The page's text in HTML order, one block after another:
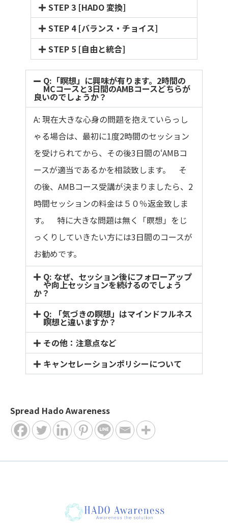
STEP 3 [HADO 変換]
STEP 4 [バランス・チョイス]
STEP 5 [自由と統合]
Q:「瞑想」に興味が有ります。2時間の
MCコースと3日間のAMBコースどちらが
良いのでしょうか？
A: 現在大きな心身の問題を抱えていらっし
ゃる場合は、最初に1度2時間のセッション
を受けられてから、その後3日間の‘AMBコ
ースが適当であるかを相談致します。 そ
の後、AMBコース受講が決まりましたら、2
時間セッションの料金は５０％返金致しま
す。 特に大きな問題は無く「瞑想」をじ
っくりしていきたい方には3日間のコースが
お勧めです。
Q: なぜ、セッション後にフォローアップ
や向上セッションを続けるのでしょう
か？
Q: 「気づきの瞑想」はマインドフルネス
瞑想と違いますか？
その他：注意点など
キャンセレーションポリシーについて
Spread Hado Awareness